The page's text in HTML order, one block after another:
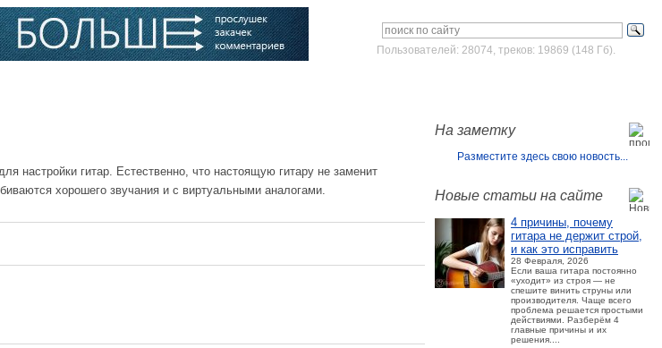
Пользователей: 28074, треков: 19869 (148 Гб).
На заметку
Разместите здесь свою новость...
Новые статьи на сайте
4 причины, почему
гитара не держит строй,
и как это исправить
28 Февраля, 2026
Если ваша гитара постоянно
«уходит» из строя — не
спешите винить струны или
производителя. Чаще всего
проблема решается простыми
действиями. Разберём 4
главные причины и их
решения....
настройки гитар. Естественно, что настоящую гитару не заменит
хорошего звучания и с виртуальными аналогами.